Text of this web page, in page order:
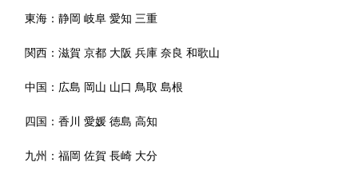
東海：静岡 岐阜 愛知 三重
関西：滋賀 京都 大阪 兵庫 奈良 和歌山
中国： 広島 岡山 山口 鳥取 島根
四国：香川 愛媛 徳島 高知
九州：福岡 佐賀 長崎 大分